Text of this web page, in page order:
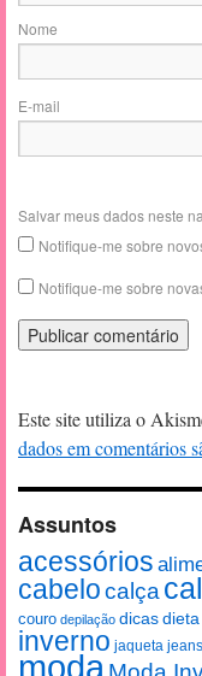
Nome
E-mail
Salvar meus dados neste
Notifique-me sobre
Notifique-me sobre
Este site utiliza o
dados em comentários
Assuntos
acessórios
cabelocalça
couro depilação dicas dieta
inverno jaqueta jeans
moda